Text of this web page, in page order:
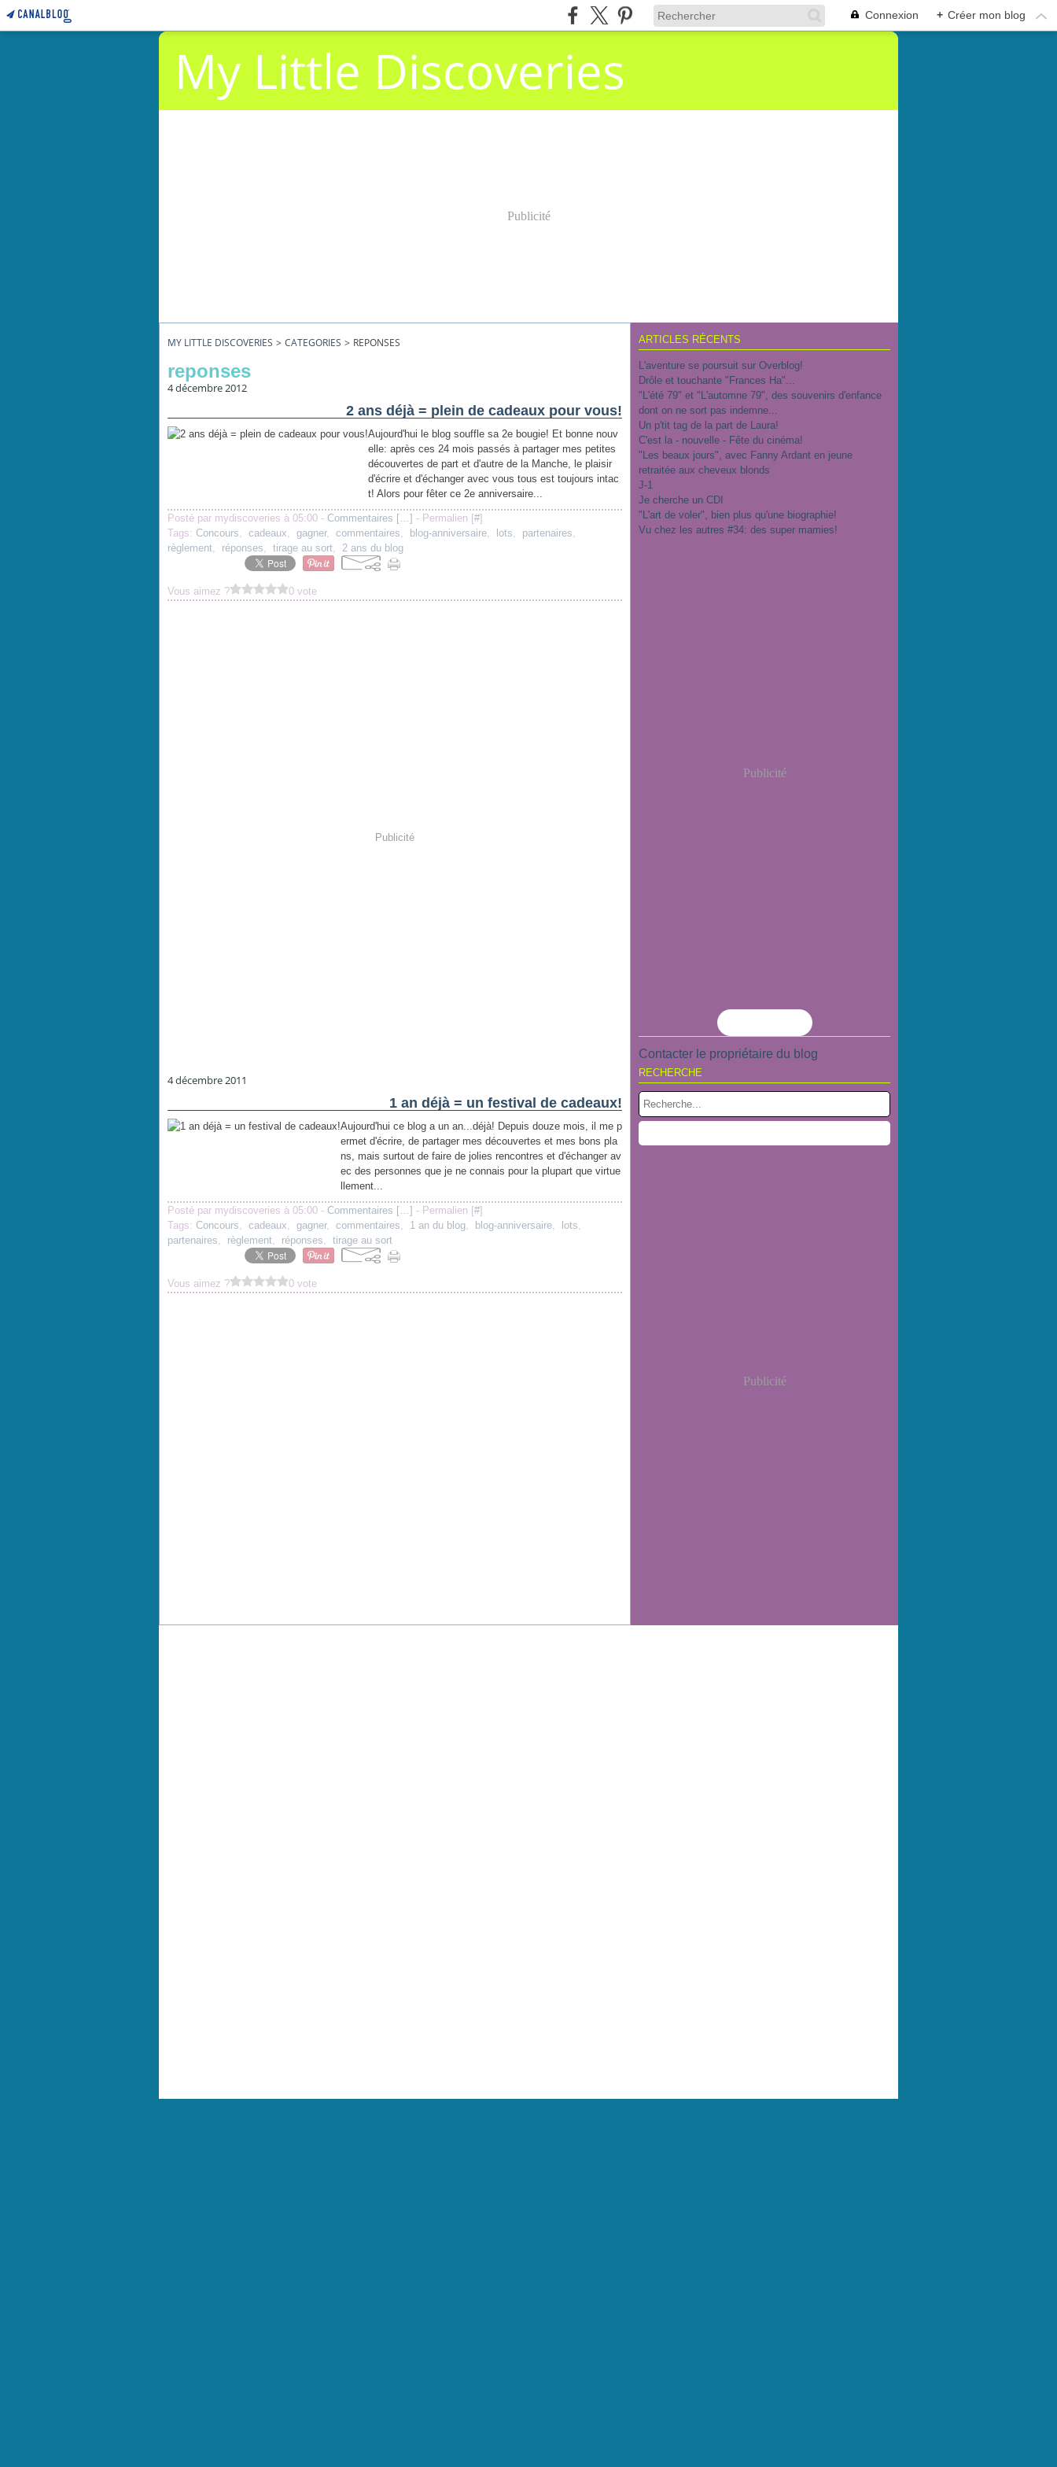
Connexion + Créer mon blog
My Little Discoveries
Publicité
MY LITTLE DISCOVERIES > CATEGORIES > REPONSES
reponses
4 décembre 2012
2 ans déjà = plein de cadeaux pour vous!
Aujourd'hui le blog souffle sa 2e bougie! Et bonne nouv
elle: après ces 24 mois passés à partager mes petites
découvertes de part et d'autre de la Manche, le plaisir
d'écrire et d'échanger avec vous tous est toujours intac
t! Alors pour fêter ce 2e anniversaire...
Posté par mydiscoveries à 05:00 - Commentaires […] - Permalien [#]
Tags: Concours, cadeaux, gagner, commentaires, blog-anniversaire, lots, partenaires,
règlement, réponses, tirage au sort, 2 ans du blog
Vous aimez ? 0 vote
Publicité
4 décembre 2011
1 an déjà = un festival de cadeaux!
Aujourd'hui ce blog a un an...déjà! Depuis douze mois, il me p
ermet d'écrire, de partager mes découvertes et mes bons pla
ns, mais surtout de faire de jolies rencontres et d'échanger av
ec des personnes que je ne connais pour la plupart que virtue
llement...
Posté par mydiscoveries à 05:00 - Commentaires […] - Permalien [#]
Tags: Concours, cadeaux, gagner, commentaires, 1 an du blog, blog-anniversaire, lots,
partenaires, règlement, réponses, tirage au sort
Vous aimez ? 0 vote
ARTICLES RÉCENTS
L'aventure se poursuit sur Overblog!
Drôle et touchante "Frances Ha"...
"L'été 79" et "L'automne 79", des souvenirs d'enfance
dont on ne sort pas indemne...
Un p'tit tag de la part de Laura!
C'est la - nouvelle - Fête du cinéma!
"Les beaux jours", avec Fanny Ardant en jeune
retraitée aux cheveux blonds
J-1
Je cherche un CDI
"L'art de voler", bien plus qu'une biographie!
Vu chez les autres #34: des super mamies!
Publicité
Contacter le propriétaire du blog
RECHERCHE
Publicité